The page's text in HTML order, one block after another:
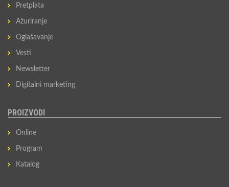
Pretplata
Ažuriranje
Oglašavanje
Vesti
Newsletter
Digitalni marketing
PROIZVODI
Online
Program
Katalog